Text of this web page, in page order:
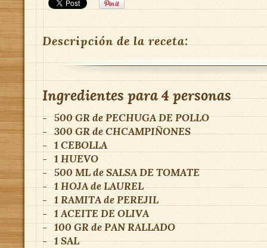
Descripción de la receta:
Ingredientes para4 personas
- 500 GRdePECHUGA DE POLLO
- 300 GR deCHCAMPIÑONES
- 1 CEBOLLA
- 1 HUEVO
- 500 MLdeSALSA DE TOMATE
- 1 HOJAdeLAUREL
- 1 RAMITAdePEREJIL
- 1 ACEITE DE OLIVA
- 100 GRdePAN RALLADO
- 1 SAL